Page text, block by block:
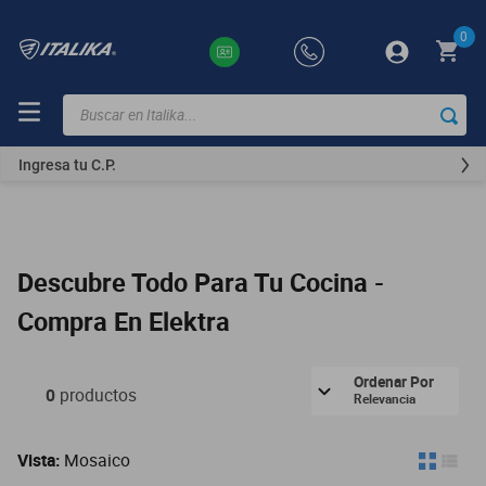
0
Buscar en Italika...
Ingresa tu C.P.
Descubre Todo Para Tu Cocina -
Compra En Elektra
0 productos
Ordenar Por
Relevancia
Vista: Mosaico
TÉRMINOS
MÁS
motoneta
250z
motos